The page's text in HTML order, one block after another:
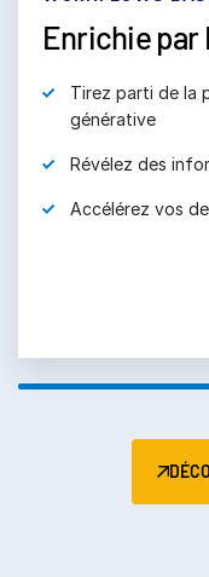
Français
Deutsch
日本語
Português
Español
Enrichie
Tirez parti de la
générative
Révélez des
Accélérez vos